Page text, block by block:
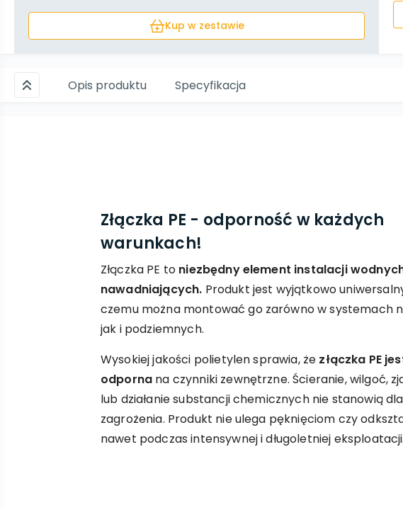
Kup w zestawie
Opis produktu Specyfikacja
Złączka PE - odporność w każdych
warunkach!
Złączka PE to niezbędny element instalacji
nawadniających. Produkt jest wyjątkowo
czemu można montować go zarówno w systemach
jak i podziemnych.
Wysokiej jakości polietylen sprawia, że złączka PE
odporna na czynniki zewnętrzne. Ścieranie, wilgoć,
lub działanie substancji chemicznych nie stanowią
zagrożenia. Produkt nie ulega pęknięciom czy
nawet podczas intensywnej i długoletniej eksploatacji.